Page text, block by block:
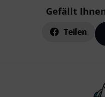
Gefällt
Teilen